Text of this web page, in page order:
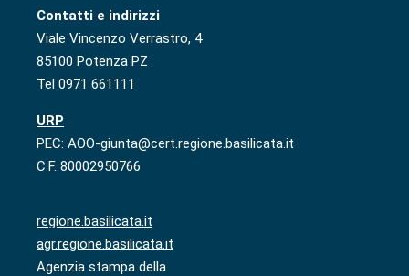
Contatti e indirizzi
Viale Vincenzo Verrastro, 4
85100 Potenza PZ
Tel 0971 661111
URP
PEC: AOO-giunta@cert.regione.basilicata.it
C.F. 80002950766
regione.basilicata.it
agr.regione.basilicata.it
Agenzia stampa della